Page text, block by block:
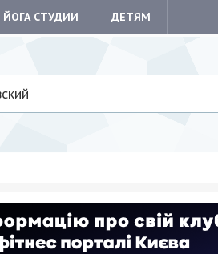
ЙОГА СТУДИИ ДЕТЯМ